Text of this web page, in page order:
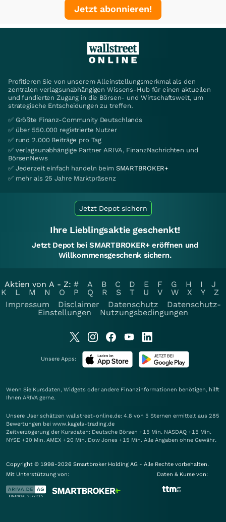
Jetzt abonnieren!
Profitieren Sie von unserem Alleinstellungsmerkmal als den
zentralen verlagsunabhängigen Wissens-Hub für einen aktuellen
und fundierten Zugang in die Börsen- und Wirtschaftswelt, um
strategische Entscheidungen zu treffen.
✅ Größte Finanz-Community Deutschlands
✅ über 550.000 registrierte Nutzer
✅ rund 2.000 Beiträge pro Tag
✅ verlagsunabhängige Partner ARIVA, FinanzNachrichten und
BörsenNews
✅ Jederzeit einfach handeln beim SMARTBROKER+
✅ mehr als 25 Jahre Marktpräsenz
Jetzt Depot sichern
Ihre Lieblingsaktie geschenkt!
Jetzt Depot bei SMARTBROKER+ eröffnen und
Willkommensgeschenk sichern.
Aktien von A - Z: # A B C D E F G H I
J
K
L M N O P Q R S T U V W X Y
Z
Impressum
Disclaimer Datenschutz
Datenschutz-
Einstellungen
Nutzungsbedingungen
Unsere Apps:
Wenn Sie Kursdaten, Widgets oder andere Finanzinformationen benötigen, hilft
Ihnen ARIVA gerne.
Unsere User schätzen wallstreet-online.de: 4.8 von 5 Sternen ermittelt aus 285
Bewertungen bei www.kagels-trading.de
Zeitverzögerung der Kursdaten: Deutsche Börsen +15 Min. NASDAQ +15 Min.
NYSE +20 Min. AMEX +20 Min. Dow Jones +15 Min. Alle Angaben ohne Gewähr.
Copyright © 1998-2026 Smartbroker Holding AG - Alle Rechte vorbehalten.
Mit Unterstützung von:
Daten & Kurse von: